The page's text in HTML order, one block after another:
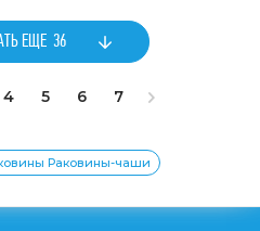
ЕЩЕ 36
4 5 6 7
Раковины-чаши